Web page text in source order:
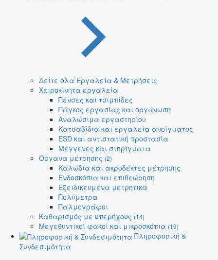
Δείτε όλα Εργαλεία & Μετρήσεις
Χειροκίνητα εργαλεία
Πένσες και τσιμπίδες
Πάγκος εργασίας και οργάνωση
Αναλώσιμα εργαστηρίου
Κατσαβίδια και εργαλεία ανοίγματος
ESD και αντιστατική προστασία
Μέγγενες και στηρίγματα
Όργανα μέτρησης (2)
Καλώδια και ακροδέκτες μέτρησης
Ενδοσκόπια και επιθεώρηση
Εξειδικευμένα μετρητικά
Πολύμετρα
Παλμογράφοι
Καθαρισμός με υπερήχους (14)
Μεγεθυντικοί φακοί και μικροσκόπια (19)
Πληροφορική &
Συνδεσιμότητα